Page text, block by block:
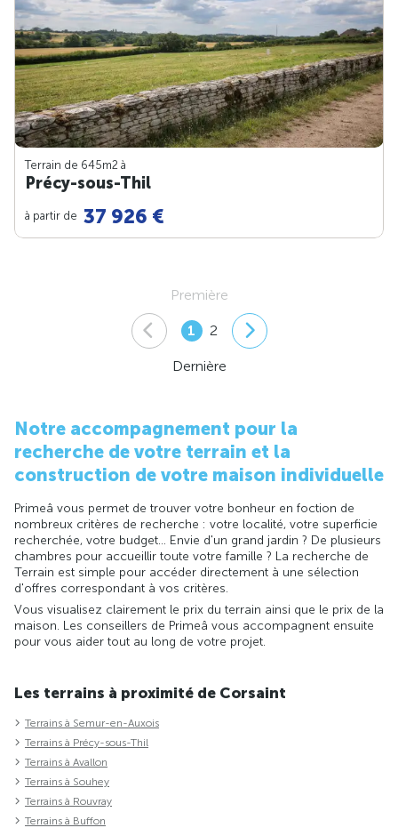
Terrain de 645m2 à
Précy-sous-Thil
à partir de 37 926 €
Première
1 2
Dernière
Notre accompagnement pour la
recherche de votre terrain et la
construction de votre maison individuelle
Primeâ vous permet de trouver votre bonheur en foction de
nombreux critères de recherche : votre localité, votre superficie
recherchée, votre budget... Envie d'un grand jardin ? De plusieurs
chambres pour accueillir toute votre famille ? La recherche de
Terrain est simple pour accéder directement à une sélection
d'offres correspondant à vos critères.
Vous visualisez clairement le prix du terrain ainsi que le prix de la
maison. Les conseillers de Primeâ vous accompagnent ensuite
pour vous aider tout au long de votre projet.
Les terrains à proximité de Corsaint
Terrains à Semur-en-Auxois
Terrains à Précy-sous-Thil
Terrains à Avallon
Terrains à Souhey
Terrains à Rouvray
Terrains à Buffon